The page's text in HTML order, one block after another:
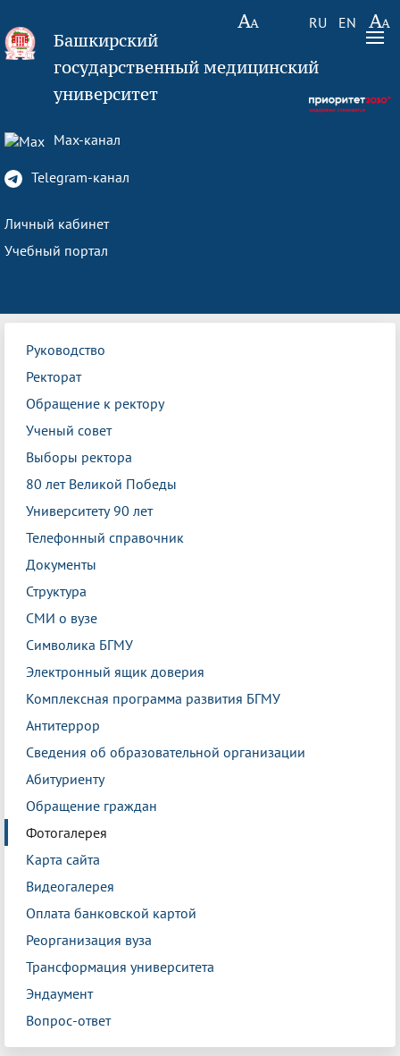
RU EN
Башкирский
государственный медицинский
университет
Max-канал
Telegram-канал
Личный кабинет
Учебный портал
Руководство
Ректорат
Обращение к ректору
Ученый совет
Выборы ректора
80 лет Великой Победы
Университету 90 лет
Телефонный справочник
Документы
Структура
СМИ о вузе
Символика БГМУ
Электронный ящик доверия
Комплексная программа развития БГМУ
Антитеррор
Сведения об образовательной организации
Абитуриенту
Обращение граждан
Фотогалерея
Карта сайта
Видеогалерея
Оплата банковской картой
Реорганизация вуза
Трансформация университета
Эндаумент
Вопрос-ответ